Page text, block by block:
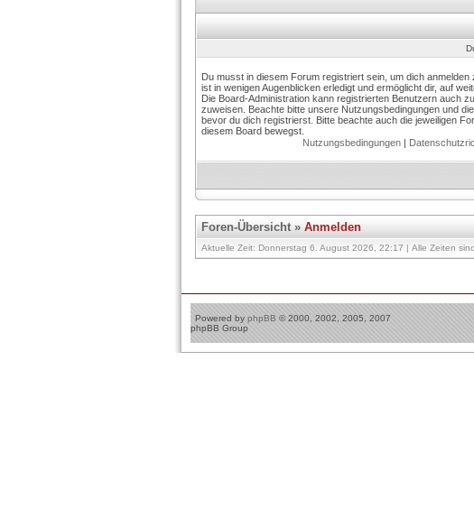
Du musst in diesem Forum registriert sein, um dich
ist in wenigen Augenblicken erledigt und ermöglicht dir, auf
Die Board-Administration kann registrierten Benutzern auch
zuweisen. Beachte bitte unsere Nutzungsbedingungen und
bevor du dich registrierst. Bitte beachte auch die jeweiligen
diesem Board bewegst.
Nutzungsbedingungen|
Foren-Übersicht» Anmelden
Aktuelle Zeit: Donnerstag 6. August 2026, 22:17 | Alle Zeiten
Powered by phpBB © 2000, 2002, 2005, 2007
phpBB Group